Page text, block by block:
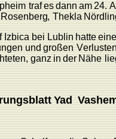
trafesdannam 24.
Rosenberg, Thekla
Izbica bei Lublin hatte
undgroßen V
ganzinderNähe
Yad V